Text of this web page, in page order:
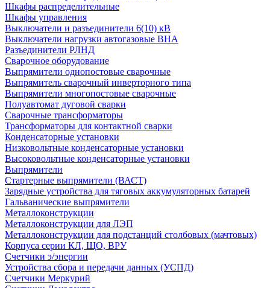
Шкафы распределительные
Шкафы управления
Выключатели и разъединители 6(10) кВ
Выключатели нагрузки автогазовые ВНА
Разъединители РЛНД
Сварочное оборудование
Выпрямители однопостовые сварочные
Выпрямитель сварочный инверторного типа
Выпрямители многопостовые сварочные
Полуавтомат дуговой сварки
Сварочные трансформаторы
Трансформаторы для контактной сварки
Конденсаторные установки
Низковольтные конденсаторные установки
Высоковольтные конденсаторные установки
Выпрямители
Стартерные выпрямители (ВАСТ)
Зарядные устройства для тяговых аккумуляторных батарей
Гальванические выпрямители
Металлоконструкции
Металлоконструкции для ЛЭП
Металлоконструкции для подстанций столбовых (мачтовых)
Корпуса серии КЛ, ЩО, ВРУ
Счетчики э/энергии
Устройства сбора и передачи данных (УСПД)
Счетчики Меркурий